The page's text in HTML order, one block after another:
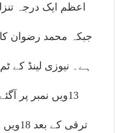
جبکہ محمد رضوان کا
ترقی